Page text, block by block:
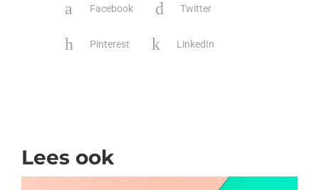
Facebook Twitter
Pinterest LinkedIn
Lees ook